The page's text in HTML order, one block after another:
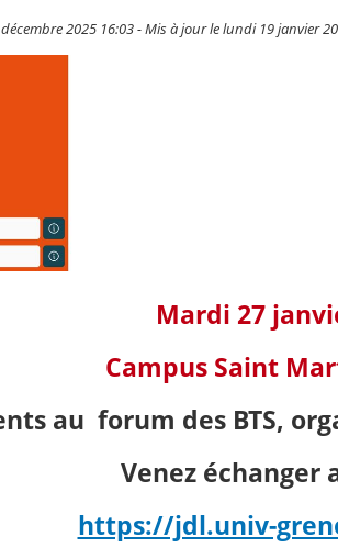
décembre 2025 16:03 - Mis à jour le lundi 19 janvier
Mardi 27
Campus Saint
au forum des BTS,
Venez échanger
https://jdl.univ-